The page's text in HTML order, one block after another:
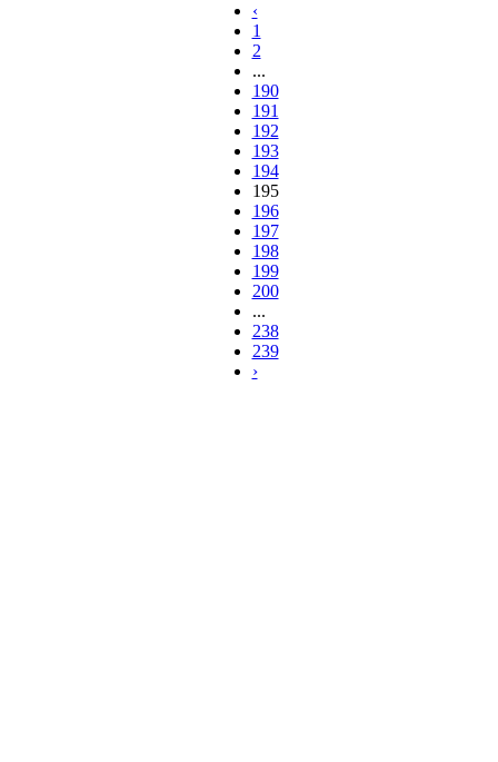
‹
1
2
...
190
191
192
193
194
195
196
197
198
199
200
...
238
239
›